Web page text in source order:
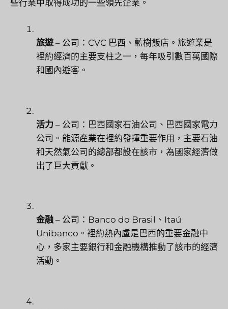
些行業中取得成功的一些領先企業。
旅遊– 公司：CVC 巴西、藍樹飯店。旅遊業是
裡約經濟的主要支柱之一，每年吸引數百萬國際
和國內遊客。
活力 – 公司：巴西國家石油公司、巴西國家電力
公司。能源產業在裡約發揮重要作用，主要石油
和天然氣公司的總部都設在該市，為國家經濟做
出了巨大貢獻。
金融 – 公司：Banco do Brasil、Itaú
Unibanco。裡約熱內盧是巴西的重要金融中
心，多家主要銀行和金融機構推動了該市的經濟
活動。